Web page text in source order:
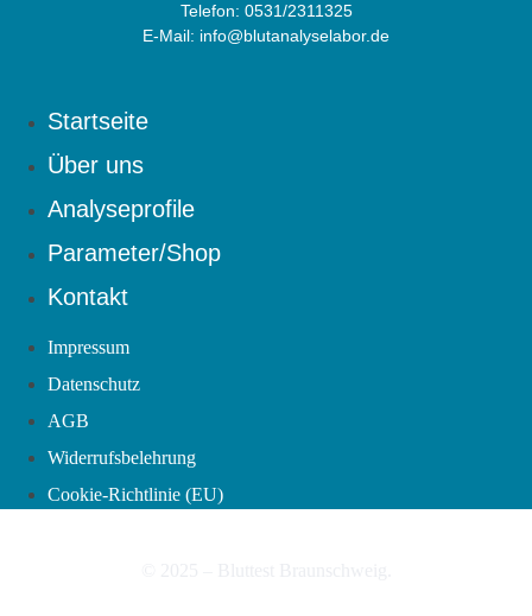
Telefon: 0531/2311325
E-Mail: info@blutanalyselabor.de
Startseite
Über uns
Analyseprofile
Parameter/Shop
Kontakt
Impressum
Datenschutz
AGB
Widerrufsbelehrung
Cookie-Richtlinie (EU)